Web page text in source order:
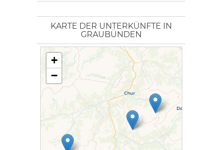
KARTE DER UNTERKÜNFTE IN
GRAUBÜNDEN
+
−